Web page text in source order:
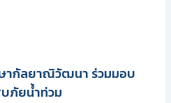
ากัลยาณิวัฒนา ร่วมมอบ
ภัยน้ำท่วม